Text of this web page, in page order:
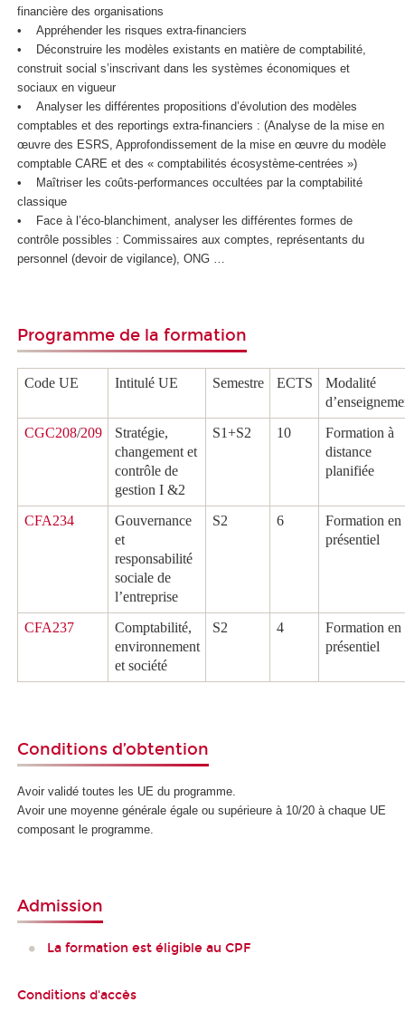
financière des organisations
• Appréhender les risques extra-financiers
• Déconstruire les modèles existants en matière de comptabilité,
construit social s’inscrivant dans les systèmes économiques et
sociaux en vigueur
• Analyser les différentes propositions d’évolution des modèles
comptables et des reportings extra-financiers : (Analyse de la mise en
œuvre des ESRS, Approfondissement de la mise en œuvre du modèle
comptable CARE et des « comptabilités écosystème-centrées »)
• Maîtriser les coûts-performances occultées par la comptabilité
classique
• Face à l’éco-blanchiment, analyser les différentes formes de
contrôle possibles : Commissaires aux comptes, représentants du
personnel (devoir de vigilance), ONG …
Programme de la formation
Code UE Intitulé UE Semestre ECTS
Modalité
CGC208/209
Stratégie,
changement et
contrôle de
gestion I &2
S1+S2 10
Formation à
distance
planifiée
CFA234
Gouvernance
et
responsabilité
sociale de
l’entreprise
S2 6
Formation en
présentiel
CFA237
Comptabilité,
environnement
et société
S2 4
Formation en
présentiel
Conditions d’obtention
Avoir validé toutes les UE du programme.
Avoir une moyenne générale égale ou supérieure à 10/20 à chaque UE
composant le programme.
Admission
La formation est éligible au CPF
Conditions d'accès